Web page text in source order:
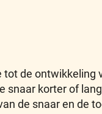
de ontwikkeling
snaar korter of
de snaar en de